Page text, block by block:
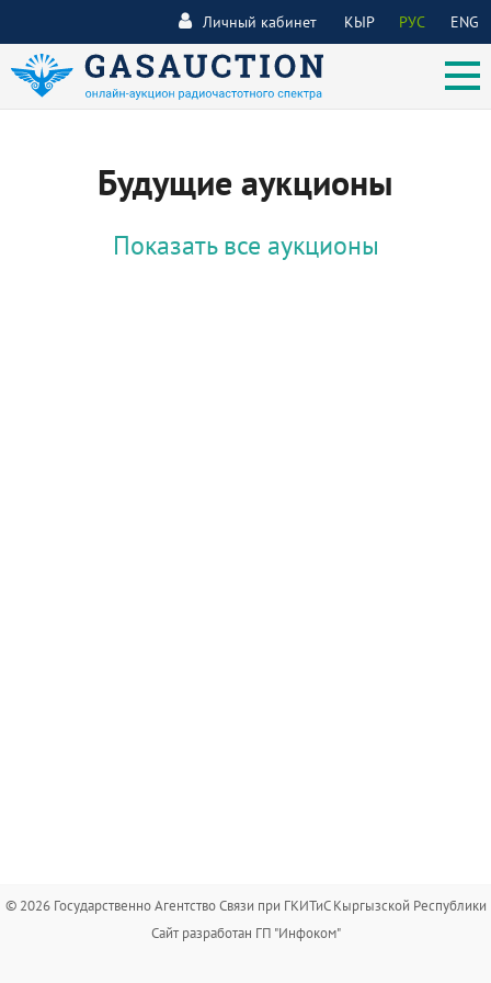
КЫР РУС ENG
Личный кабинет
Будущие аукционы
Показать все аукционы
© 2026 Государственно Агентство Связи при ГКИТиС Кыргызской Республики
Сайт разработан ГП "Инфоком"